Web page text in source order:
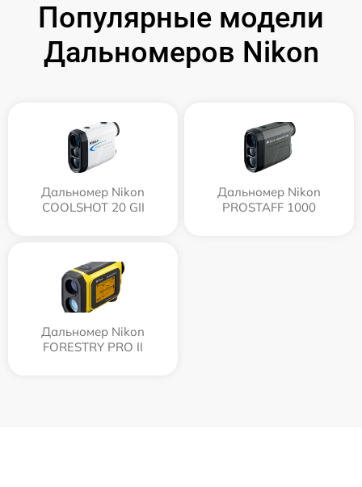
Популярные модели
Дальномеров Nikon
Дальномер Nikon
COOLSHOT 20 GII
Дальномер Nikon
PROSTAFF 1000
Дальномер Nikon
FORESTRY PRO II